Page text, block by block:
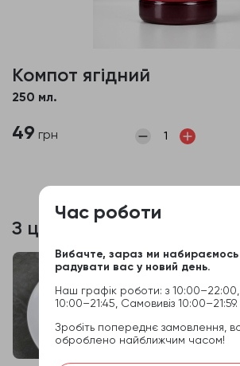
Компот ягідний
250 мл.
49 грн
З цим часто купують
Час роботи
Вибачте, зараз ми
радувати вас у новий день.
Наш графік роботи: з
10:00–21:45, Самовивіз 10:00–21:59.
Зробіть попереднє замовлення,
оброблено найближчим часом!